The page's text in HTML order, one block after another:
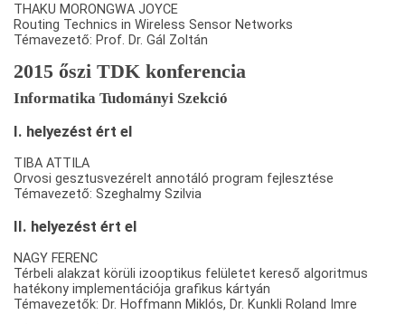
THAKU MORONGWA JOYCE
Routing Technics in Wireless Sensor Networks
Témavezető: Prof. Dr. Gál Zoltán
2015 őszi TDK konferencia
Informatika Tudományi Szekció
I. helyezést ért el
TIBA ATTILA
Orvosi gesztusvezérelt annotáló program fejlesztése
Témavezető: Szeghalmy Szilvia
II. helyezést ért el
NAGY FERENC
Térbeli alakzat körüli izooptikus felületet kereső algoritmus
hatékony implementációja grafikus kártyán
Témavezetők: Dr. Hoffmann Miklós, Dr. Kunkli Roland Imre